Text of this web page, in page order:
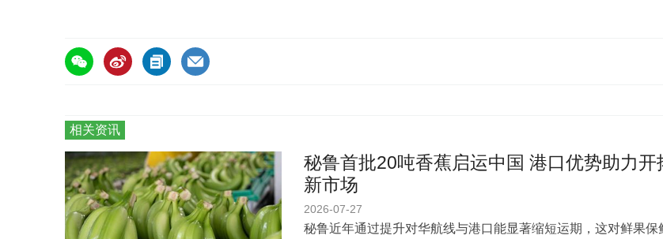
相关资讯
秘鲁首批20吨香蕉启运中国 港口优势助力开
新市场
2026-07-27
秘鲁近年通过提升对华航线与港口能显著缩短运期，这对鲜果保